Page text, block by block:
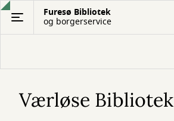
Gå
hovedindhold
Furesø Bibliotek
og borgerservice
Værløse Bibliotek